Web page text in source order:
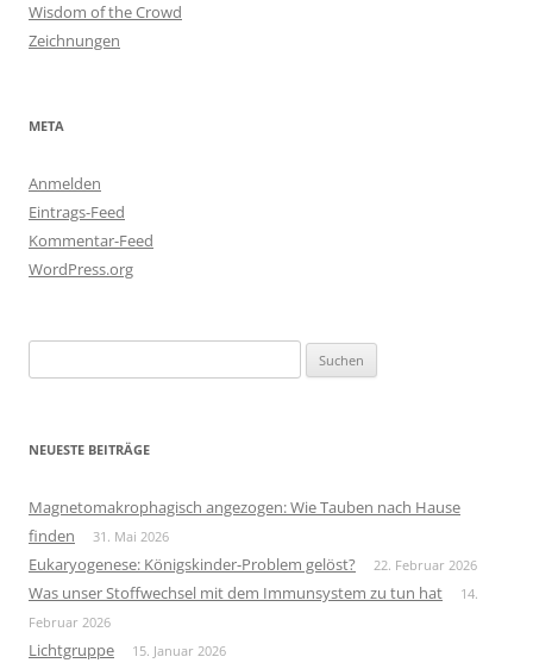
Wisdom of the Crowd
Zeichnungen
META
Anmelden
Eintrags-Feed
Kommentar-Feed
WordPress.org
nach:
NEUESTE BEITRÄGE
Magnetomakrophagisch angezogen: Wie Tauben nach Hause
finden
31. Mai 2026
Eukaryogenese: Königskinder-Problem gelöst? 22. Februar 2026
Was unser Stoffwechsel mit dem Immunsystem zu tun hat
14.
Februar 2026
Lichtgruppe 15. Januar 2026